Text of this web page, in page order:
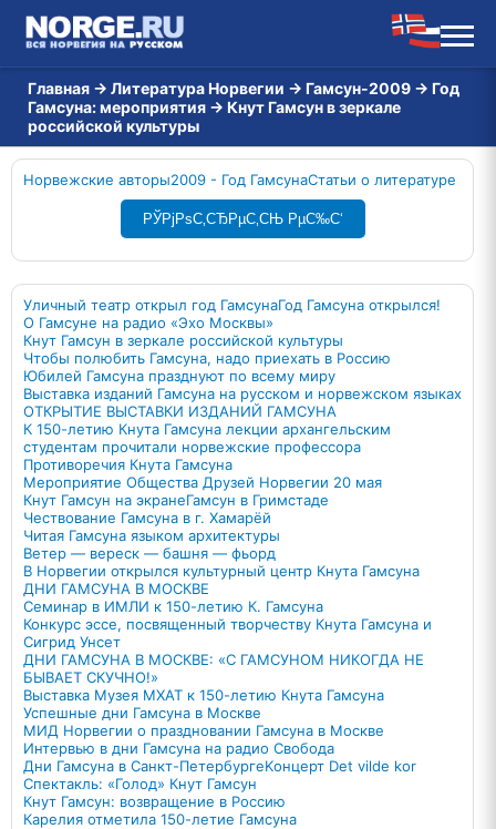
Главная → Литература Норвегии → Гамсун-2009 → Год
Гамсуна: мероприятия → Кнут Гамсун в зеркале
российской культуры
Норвежские авторы2009 - Год ГамсунаСтатьи о литературе
РЎРјРѕС‚СЂРµС‚СЊ РµС‰С‘
Уличный театр открыл год ГамсунаГод Гамсуна открылся!
О Гамсуне на радио «Эхо Москвы»
Кнут Гамсун в зеркале российской культуры
Чтобы полюбить Гамсуна, надо приехать в Россию
Юбилей Гамсуна празднуют по всему миру
Выставка изданий Гамсуна на русском и норвежском языках
ОТКРЫТИЕ ВЫСТАВКИ ИЗДАНИЙ ГАМСУНА
К 150-летию Кнута Гамсуна лекции архангельским
студентам прочитали норвежские профессора
Противоречия Кнута Гамсуна
Мероприятие Общества Друзей Норвегии 20 мая
Кнут Гамсун на экранеГамсун в Гримстаде
Чествование Гамсуна в г. Хамарёй
Читая Гамсуна языком архитектуры
Ветер — вереск — башня — фьорд
В Норвегии открылся культурный центр Кнута Гамсуна
ДНИ ГАМСУНА В МОСКВЕ
Семинар в ИМЛИ к 150-летию К. Гамсуна
Конкурс эссе, посвященный творчеству Кнута Гамсуна и
Сигрид Унсет
ДНИ ГАМСУНА В МОСКВЕ: «С ГАМСУНОМ НИКОГДА НЕ
БЫВАЕТ СКУЧНО!»
Выставка Музея МХАТ к 150-летию Кнута Гамсуна
Успешные дни Гамсуна в Москве
МИД Норвегии о праздновании Гамсуна в Москве
Интервью в дни Гамсуна на радио Свобода
Дни Гамсуна в Санкт-ПетербургеKонцерт Det vilde kor
Спектакль: «Голод» Кнут Гамсун
Кнут Гамсун: возвращение в Россию
Карелия отметила 150-летие Гамсуна